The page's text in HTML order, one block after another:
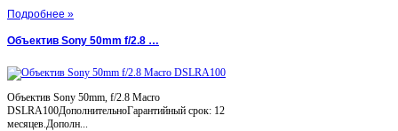
Подробнее »
Объектив Sony 50mm f/2.8 …
Объектив Sony 50mm, f/2.8 Macro
DSLRA100ДополнительноГарантийный срок: 12
месяцев.Дополн...